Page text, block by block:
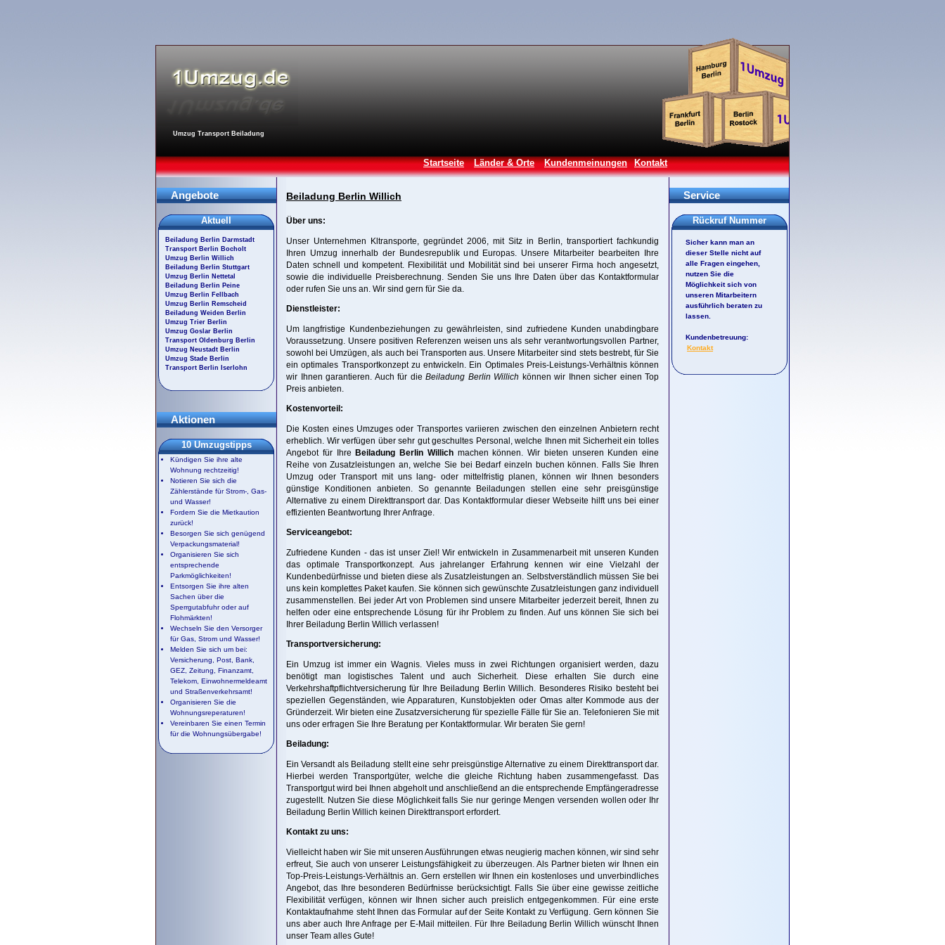
Umzug Transport Beiladung
Startseite Länder & Orte Kundenmeinungen Kontakt
Beiladung Berlin Willich
Über uns:
Unser Unternehmen Kltransporte, gegründet 2006, mit Sitz in Berlin, transportiert fachkundig
Ihren Umzug innerhalb der Bundesrepublik und Europas. Unsere Mitarbeiter bearbeiten Ihre
Daten schnell und kompetent. Flexibilität und Mobilität sind bei unserer Firma hoch angesetzt,
sowie die individuelle Preisberechnung. Senden Sie uns Ihre Daten über das Kontaktformular
oder rufen Sie uns an. Wir sind gern für Sie da.
Dienstleister:
Um langfristige Kundenbeziehungen zu gewährleisten, sind zufriedene Kunden unabdingbare
Voraussetzung. Unsere positiven Referenzen weisen uns als sehr verantwortungsvollen Partner,
sowohl bei Umzügen, als auch bei Transporten aus. Unsere Mitarbeiter sind stets bestrebt, für Sie
ein optimales Transportkonzept zu entwickeln. Ein Optimales Preis-Leistungs-Verhältnis können
wir Ihnen garantieren. Auch für die Beiladung Berlin Willich können wir Ihnen sicher einen Top
Preis anbieten.
Kostenvorteil:
Die Kosten eines Umzuges oder Transportes variieren zwischen den einzelnen Anbietern recht
erheblich. Wir verfügen über sehr gut geschultes Personal, welche Ihnen mit Sicherheit ein tolles
Angebot für Ihre
Beiladung Berlin Willichmachen können. Wir bieten unseren Kunden eine
Reihe von Zusatzleistungen an, welche Sie bei Bedarf einzeln buchen können. Falls Sie Ihren
Umzug oder Transport mit uns lang- oder mittelfristig planen, können wir Ihnen besonders
günstige Konditionen anbieten. So genannte Beiladungen stellen eine sehr preisgünstige
Alternative zu einem Direkttransport dar. Das Kontaktformular dieser Webseite hilft uns bei einer
effizienten Beantwortung Ihrer Anfrage.
Serviceangebot:
Zufriedene Kunden - das ist unser Ziel! Wir entwickeln in Zusammenarbeit mit unseren Kunden
das optimale Transportkonzept. Aus jahrelanger Erfahrung kennen wir eine Vielzahl der
Kundenbedürfnisse und bieten diese als Zusatzleistungen an. Selbstverständlich müssen Sie bei
uns kein komplettes Paket kaufen. Sie können sich gewünschte Zusatzleistungen ganz individuell
zusammenstellen. Bei jeder Art von Problemen sind unsere Mitarbeiter jederzeit bereit, Ihnen zu
helfen oder eine entsprechende Lösung für ihr Problem zu finden. Auf uns können Sie sich bei
Ihrer Beiladung Berlin Willich verlassen!
Transportversicherung:
Ein Umzug ist immer ein Wagnis. Vieles muss in zwei Richtungen organisiert werden, dazu
benötigt man logistisches Talent und auch Sicherheit. Diese erhalten Sie durch eine
Verkehrshaftpflichtversicherung für Ihre Beiladung Berlin Willich. Besonderes Risiko besteht bei
speziellen Gegenständen, wie Apparaturen, Kunstobjekten oder Omas alter Kommode aus der
Gründerzeit. Wir bieten eine Zusatzversicherung für spezielle Fälle für Sie an. Telefonieren Sie mit
uns oder erfragen Sie Ihre Beratung per Kontaktformular. Wir beraten Sie gern!
Beiladung:
Ein Versandt als Beiladung stellt eine sehr preisgünstige Alternative zu einem Direkttransport dar.
Hierbei werden Transportgüter, welche die gleiche Richtung haben zusammengefasst. Das
Transportgut wird bei Ihnen abgeholt und anschließend an die entsprechende Empfängeradresse
zugestellt. Nutzen Sie diese Möglichkeit falls Sie nur geringe Mengen versenden wollen oder Ihr
Beiladung Berlin Willich keinen Direkttransport erfordert.
Kontakt zu uns:
Vielleicht haben wir Sie mit unseren Ausführungen etwas neugierig machen können, wir sind sehr
erfreut, Sie auch von unserer Leistungsfähigkeit zu überzeugen. Als Partner bieten wir Ihnen ein
Top-Preis-Leistungs-Verhältnis an. Gern erstellen wir Ihnen ein kostenloses und unverbindliches
Angebot, das Ihre besonderen Bedürfnisse berücksichtigt. Falls Sie über eine gewisse zeitliche
Flexibilität verfügen, können wir Ihnen sicher auch preislich entgegenkommen. Für eine erste
Kontaktaufnahme steht Ihnen das Formular auf der Seite Kontakt zu Verfügung. Gern können Sie
uns aber auch Ihre Anfrage per E-Mail mitteilen. Für Ihre Beiladung Berlin Willich wünscht Ihnen
unser Team alles Gute!
Service
Rückruf Nummer
Sicher kann man an
dieser Stelle nicht auf
alle Fragen eingehen,
nutzen Sie die
Möglichkeit sich von
unseren Mitarbeitern
ausführlich beraten zu
lassen.
Kundenbetreuung:
Kontakt
Angebote
Aktuell
Beiladung Berlin Darmstadt
Transport Berlin Bocholt
Umzug Berlin Willich
Beiladung Berlin Stuttgart
Umzug Berlin Nettetal
Beiladung Berlin Peine
Umzug Berlin Fellbach
Umzug Berlin Remscheid
Beiladung Weiden Berlin
Umzug Trier Berlin
Umzug Goslar Berlin
Transport Oldenburg Berlin
Umzug Neustadt Berlin
Umzug Stade Berlin
Transport Berlin Iserlohn
Aktionen
10 Umzugstipps
Kündigen Sie ihre alte
Wohnung rechtzeitig!
Notieren Sie sich die
Zählerstände für Strom-, Gas-
und Wasser!
Fordern Sie die Mietkaution
zurück!
Besorgen Sie sich genügend
Verpackungsmaterial!
Organisieren Sie sich
entsprechende
Parkmöglichkeiten!
Entsorgen Sie ihre alten
Sachen über die
Sperrgutabfuhr oder auf
Flohmärkten!
Wechseln Sie den Versorger
für Gas, Strom und Wasser!
Melden Sie sich um bei:
Versicherung, Post, Bank,
GEZ, Zeitung, Finanzamt,
Telekom, Einwohnermeldeamt
und Straßenverkehrsamt!
Organisieren Sie die
Wohnungsreperaturen!
Vereinbaren Sie einen Termin
für die Wohnungsübergabe!